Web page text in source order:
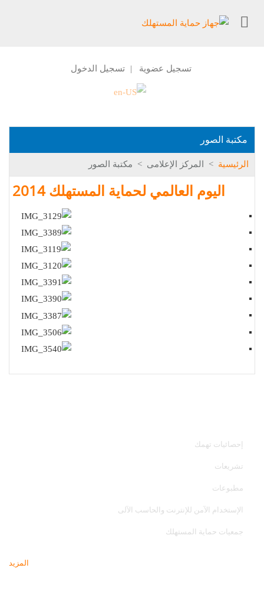
تسجيل عضوية | تسجيل الدخول
مكتبة الصور
الرئيسية > المركز الإعلامى > مكتبة الصور
اليوم العالمي لحماية المستهلك 2014
إحصائيات تهمك
تشريعات
مطبوعات
الإستخدام الآمن للإنترنت والحاسب الآلى
جمعيات حماية المستهلك
المزيد